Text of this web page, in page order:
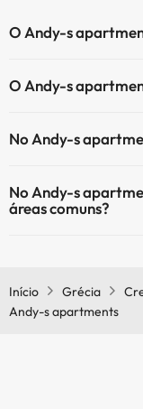
O Andy-s
O Andy-s
No Andy-s
No Andy-s
áreas comuns?
Início Grécia
Andy-s apartments